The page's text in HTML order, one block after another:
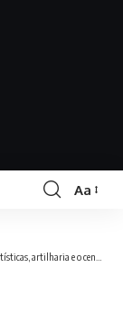
Aa
e o cenário da tabela